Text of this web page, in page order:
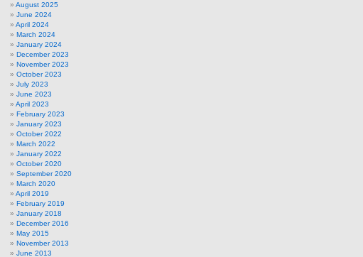
August 2025
June 2024
April 2024
March 2024
January 2024
December 2023
November 2023
October 2023
July 2023
June 2023
April 2023
February 2023
January 2023
October 2022
March 2022
January 2022
October 2020
September 2020
March 2020
April 2019
February 2019
January 2018
December 2016
May 2015
November 2013
June 2013